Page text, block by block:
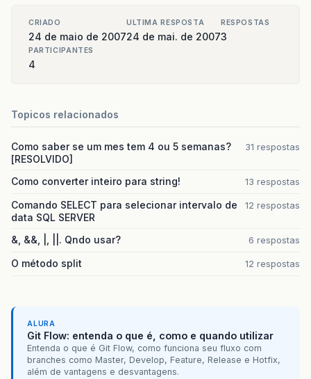
CRIADO
24 de maio de 2007
ULTIMA RESPOSTA
24 de mai. de 2007
RESPOSTAS
3
PARTICIPANTES
4
Topicos relacionados
Como saber se um mes tem 4 ou 5 semanas?
[RESOLVIDO]
31 respostas
Como converter inteiro para string! 13 respostas
Comando SELECT para selecionar intervalo de
data SQL SERVER
12 respostas
&, &&, |, ||. Qndo usar? 6 respostas
O método split 12 respostas
ALURA
Git Flow: entenda o que é, como e quando utilizar
Entenda o que é Git Flow, como funciona seu fluxo com
branches como Master, Develop, Feature, Release e Hotfix,
além de vantagens e desvantagens.